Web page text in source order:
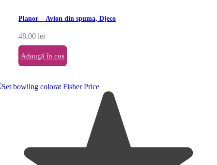
Planor – Avion din spuma, Djeco
48,00lei
Adaugă în coș